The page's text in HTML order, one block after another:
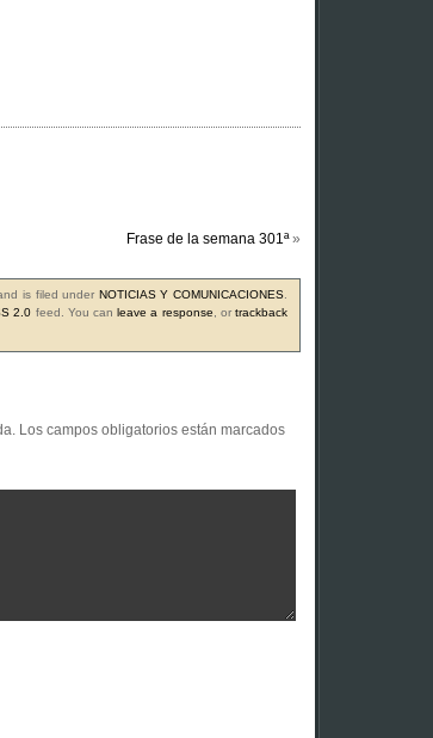
Frase de la semana 301ª»
is filed under NOTICIAS Y COMUNICACIONES
2.0 feed. You canleave a response , ortrackback
Los campos obligatorios están marcados